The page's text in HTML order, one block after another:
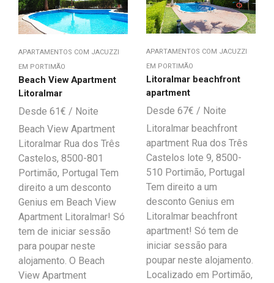
APARTAMENTOS COM JACUZZI
EM PORTIMÃO
Beach View Apartment
Litoralmar
61€
Beach View Apartment
Litoralmar Rua dos Três
Castelos, 8500-801
Portimão, Portugal Tem
direito a um desconto
Genius em Beach View
Apartment Litoralmar! Só
tem de iniciar sessão
para poupar neste
alojamento. O Beach
View Apartment
APARTAMENTOS COM JACUZZI
EM PORTIMÃO
Litoralmar beachfront
apartment
67€
Litoralmar beachfront
apartment Rua dos Três
Castelos lote 9, 8500-
510 Portimão, Portugal
Tem direito a um
desconto Genius em
Litoralmar beachfront
apartment! Só tem de
iniciar sessão para
poupar neste alojamento.
Localizado em Portimão,